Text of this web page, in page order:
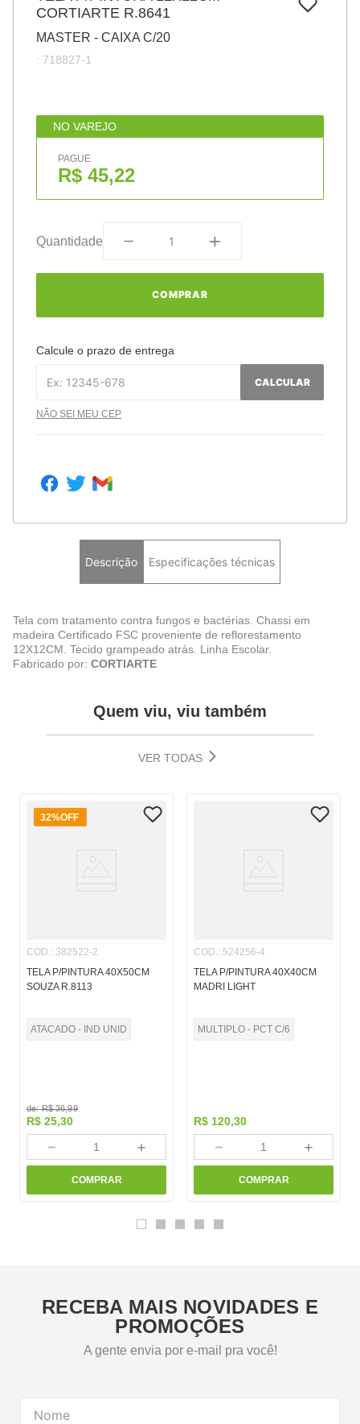
CORTIARTE R.8641
MASTER - CAIXA C/20
: 718827-1
NO VAREJO
PAGUE
R$ 45,22
Quantidade
COMPRAR
Calcule o prazo de entrega
CALCULAR
NÃO SEI MEU CEP
Descrição Especificações técnicas
Tela com tratamento contra fungos e bactérias. Chassi em
madeira Certificado FSC proveniente de reflorestamento
12X12CM. Tecido grampeado atrás. Linha Escolar.
Fabricado por: CORTIARTE
Quem viu, viu também
VER TODAS
32%OFF
COD.: 382522-2
TELA P/PINTURA 40X50CM
SOUZA R.8113
ATACADO - IND UNID
de:R$ 36,99
R$ 25,30
＋
－
COMPRAR
COD.: 524256-4
TELA P/PINTURA 40X40CM
MADRI LIGHT
MULTIPLO - PCT C/6
R$ 120,30
＋
－
COMPRAR
RECEBA MAIS NOVIDADES E
PROMOÇÕES
A gente envia por e-mail pra você!
papel
cola
barbante